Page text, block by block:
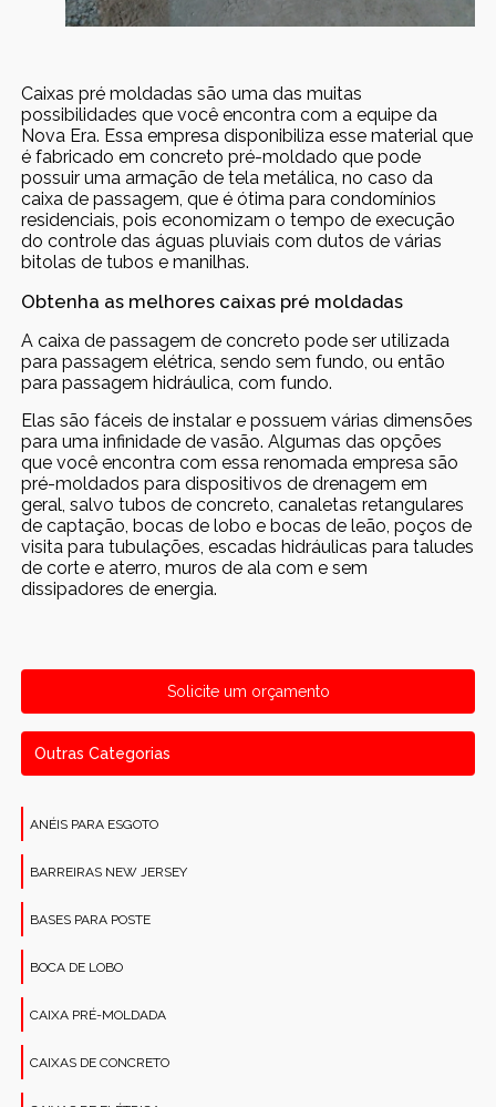
Caixas pré moldadas são uma das muitas
possibilidades que você encontra com a equipe da
Nova Era. Essa empresa disponibiliza esse material que
é fabricado em concreto pré-moldado que pode
possuir uma armação de tela metálica, no caso da
caixa de passagem, que é ótima para condomínios
residenciais, pois economizam o tempo de execução
do controle das águas pluviais com dutos de várias
bitolas de tubos e manilhas.
Obtenha as melhores caixas pré moldadas
A caixa de passagem de concreto pode ser utilizada
para passagem elétrica, sendo sem fundo, ou então
para passagem hidráulica, com fundo.
Elas são fáceis de instalar e possuem várias dimensões
para uma infinidade de vasão. Algumas das opções
que você encontra com essa renomada empresa são
pré-moldados para dispositivos de drenagem em
geral, salvo tubos de concreto, canaletas retangulares
de captação, bocas de lobo e bocas de leão, poços de
visita para tubulações, escadas hidráulicas para taludes
de corte e aterro, muros de ala com e sem
dissipadores de energia.
Solicite um orçamento
Outras Categorias
ANÉIS PARA ESGOTO
BARREIRAS NEW JERSEY
BASES PARA POSTE
BOCA DE LOBO
CAIXA PRÉ-MOLDADA
CAIXAS DE CONCRETO